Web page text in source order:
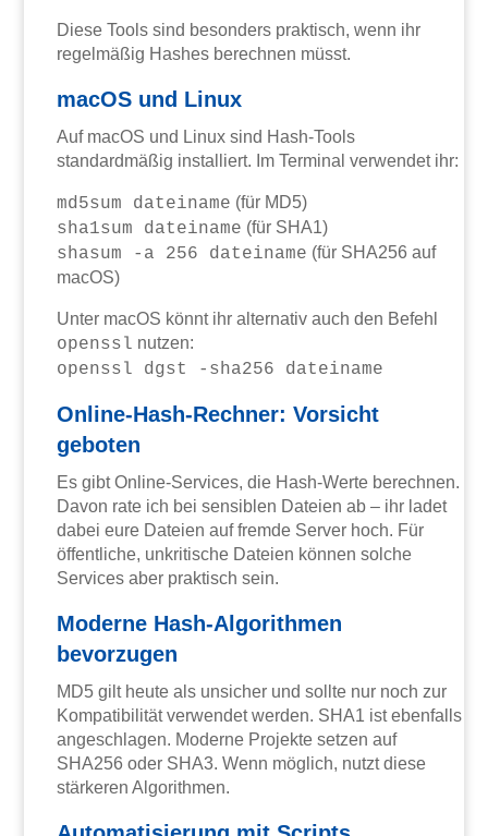
Diese Tools sind besonders praktisch, wenn ihr
regelmäßig Hashes berechnen müsst.
macOS und Linux
Auf macOS und Linux sind Hash-Tools
standardmäßig installiert. Im Terminal verwendet ihr:
md5sum dateiname (für MD5)
sha1sum dateiname (für SHA1)
shasum -a 256 dateiname (für SHA256 auf
macOS)
Unter macOS könnt ihr alternativ auch den Befehl
openssl nutzen:
openssl dgst -sha256 dateiname
Online-Hash-Rechner: Vorsicht
geboten
Es gibt Online-Services, die Hash-Werte berechnen.
Davon rate ich bei sensiblen Dateien ab – ihr ladet
dabei eure Dateien auf fremde Server hoch. Für
öffentliche, unkritische Dateien können solche
Services aber praktisch sein.
Moderne Hash-Algorithmen
bevorzugen
MD5 gilt heute als unsicher und sollte nur noch zur
Kompatibilität verwendet werden. SHA1 ist ebenfalls
angeschlagen. Moderne Projekte setzen auf
SHA256 oder SHA3. Wenn möglich, nutzt diese
stärkeren Algorithmen.